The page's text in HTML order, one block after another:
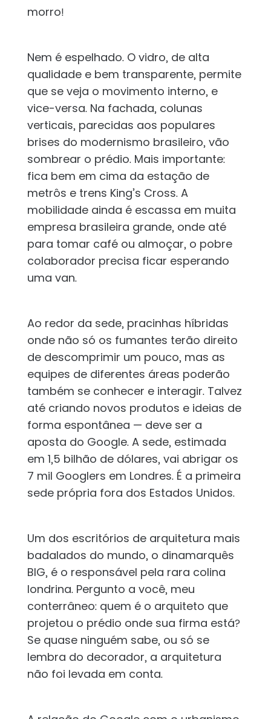
morro!
Nem é espelhado. O vidro, de alta
qualidade e bem transparente, permite
que se veja o movimento interno, e
vice-versa. Na fachada, colunas
verticais, parecidas aos populares
brises do modernismo brasileiro, vão
sombrear o prédio. Mais importante:
fica bem em cima da estação de
metrôs e trens King’s Cross. A
mobilidade ainda é escassa em muita
empresa brasileira grande, onde até
para tomar café ou almoçar, o pobre
colaborador precisa ficar esperando
uma van.
Ao redor da sede, pracinhas híbridas
onde não só os fumantes terão direito
de descomprimir um pouco, mas as
equipes de diferentes áreas poderão
também se conhecer e interagir. Talvez
até criando novos produtos e ideias de
forma espontânea — deve ser a
aposta do Google. A sede, estimada
em 1,5 bilhão de dólares, vai abrigar os
7 mil Googlers em Londres. É a primeira
sede própria fora dos Estados Unidos.
Um dos escritórios de arquitetura mais
badalados do mundo, o dinamarquês
BIG, é o responsável pela rara colina
londrina. Pergunto a você, meu
conterrâneo: quem é o arquiteto que
projetou o prédio onde sua firma está?
Se quase ninguém sabe, ou só se
lembra do decorador, a arquitetura
não foi levada em conta.